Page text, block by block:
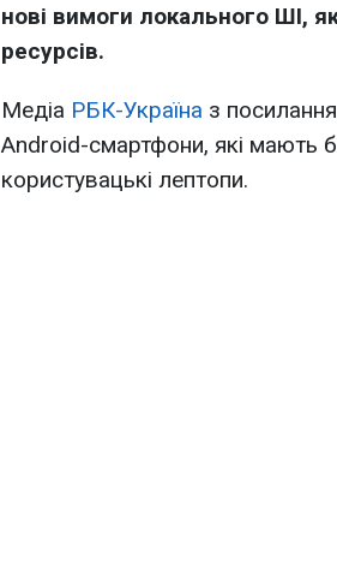
нові вимоги локального ШІ,
ресурсів.
Медіа РБК-Україна з
Android-смартфони, які мають
користувацькі лептопи.